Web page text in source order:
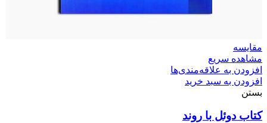
مقایسه
مشاهده سریع
افزودن به علاقه‌مندی‌ها
افزودن به سبد خرید
بستن
کتاب دوئل با روند